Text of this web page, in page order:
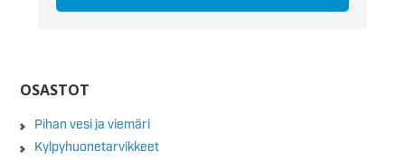
OSASTOT
Pihan vesi ja viemäri
Kylpyhuonetarvikkeet